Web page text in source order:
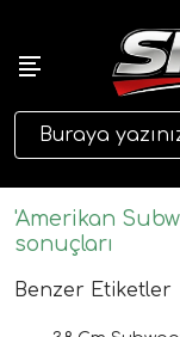
'Amerikan
sonuçları
Benzer Etiketler